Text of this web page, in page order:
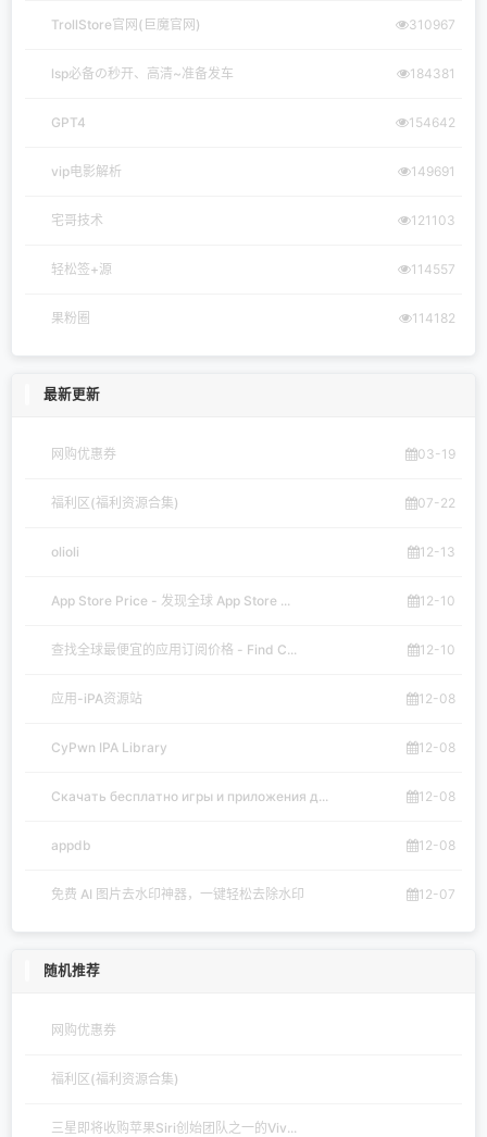
TrollStore官网(巨魔官网) 310967
lsp必备の秒开、高清~准备发车 184381
GPT4 154642
vip电影解析 149691
宅哥技术 121103
轻松签+源 114557
果粉圈 114182
最新更新
网购优惠券 03-19
福利区(福利资源合集) 07-22
olioli 12-13
App Store Price - 发现全球 App Store ... 12-10
查找全球最便宜的应用订阅价格 - Find C... 12-10
应用-iPA资源站 12-08
CyPwn IPA Library 12-08
Скачать бесплатно игры и приложения д... 12-08
appdb 12-08
免费 AI 图片去水印神器，一键轻松去除水印 12-07
随机推荐
网购优惠券
福利区(福利资源合集)
三星即将收购苹果Siri创始团队之一的Viv...